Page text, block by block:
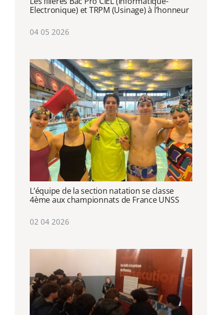
Electronique) et TRPM (Usinage) à l’honneur
04 05 2026
L’équipe de la section natation se classe
4ème aux championnats de France UNSS
02 04 2026